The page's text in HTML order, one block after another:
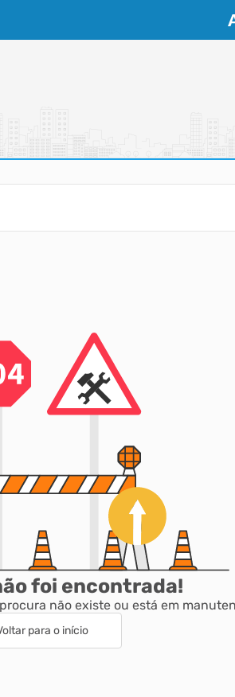
foi encontrada!
não existe ou está em
para o início